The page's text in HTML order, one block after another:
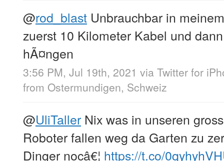
@rod_blast Unbrauchbar in
zuerst 10 Kilometer Kabel und
hÃ¤ngen
3:56 PM, Jul 19th, 2021 via Twitter for
from Ostermundigen, Schweiz
@UliTaller Nix was in unseren
Roboter fallen weg da Garten zu
Dinger nocâ€¦ https://t.co/